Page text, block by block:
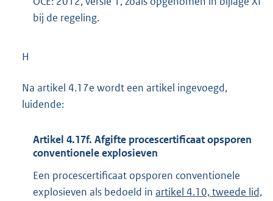
bij de regeling.
H
Na artikel 4.17e wordt een artikel ingevoegd,
luidende:
Artikel 4.17f. Afgifte procescertificaat opsporen
conventionele explosieven
Een procescertificaat opsporen conventionele
explosieven als bedoeld in artikel 4.10, tweede lid,